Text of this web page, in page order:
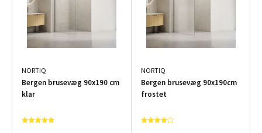
NORTIQ
Bergen brusevæg 90x190 cm
klar
NORTIQ
Bergen brusevæg 90x190cm
frostet